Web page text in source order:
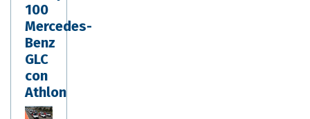
100
Mercedes-
Benz
GLC
con
Athlon